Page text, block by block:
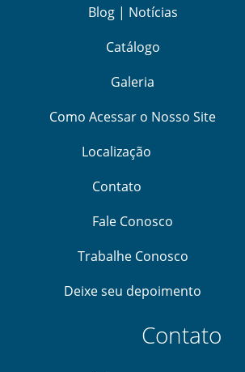
Blog | Notícias
Catálogo
Galeria
Como Acessar o Nosso Site
Localização
Contato
Fale Conosco
Trabalhe Conosco
Deixe seu depoimento
Contato